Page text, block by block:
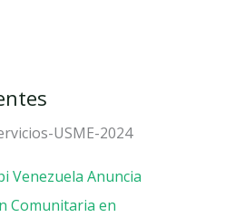
Venezuela Anuncia
Comunitaria en